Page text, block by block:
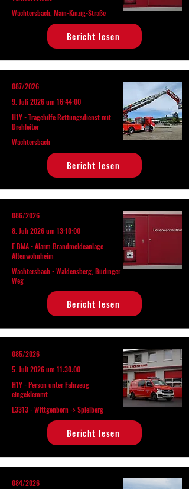
Wächtersbach, Main-Kinzig-Straße
Bericht lesen
087/2026
9. Juli 2026 um 16:44:00
H1Y - Tragehilfe Rettungsdienst mit
Drehleiter
Wächtersbach
Bericht lesen
086/2026
8. Juli 2026 um 13:10:00
F BMA - Alarm Brandmeldeanlage
Altenwohnheim
Wächtersbach - Waldensberg, Büdinger
Weg
Bericht lesen
085/2026
5. Juli 2026 um 11:30:00
H1Y - Person unter Fahrzeug
eingeklemmt
L3313 - Wittgenborn -> Spielberg
Bericht lesen
084/2026